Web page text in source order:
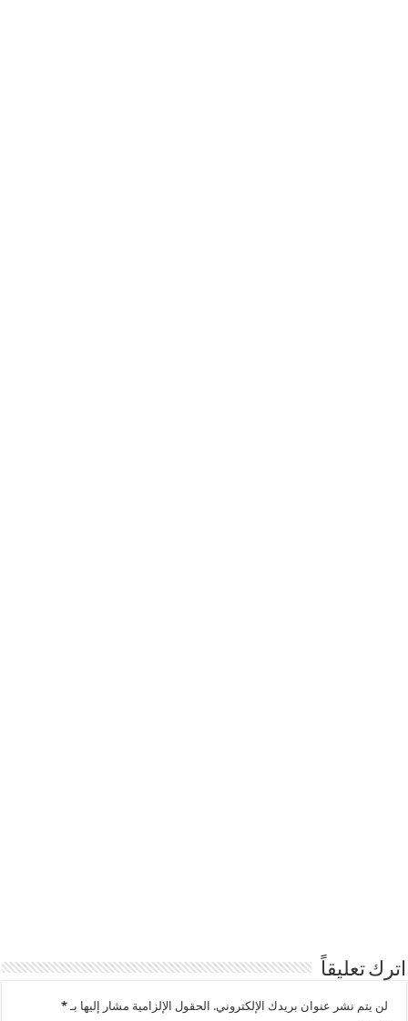
اترك تعليقاً
لن يتم نشر عنوان بريدك الإلكتروني. الحقول الإلزامية مشار إليها بـ*